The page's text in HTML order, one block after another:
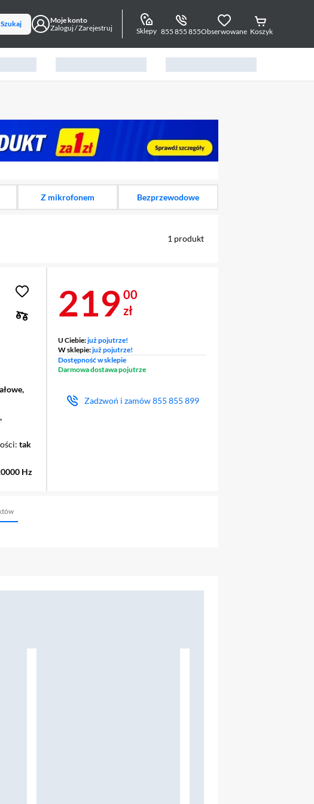
Szukaj
Moje konto
Zaloguj / Zarejestruj
Sklepy 855 855 855Obserwowane Koszyk
aktualny element 1 z 12
Z mikrofonem Bezprzewodowe
1 produkt
tak
Hz
Cena 219 zł
219 00
zł
U Ciebie:już pojutrze!
W sklepie:już pojutrze!
Dostępność w sklepie
Darmowa dostawa pojutrze
Zadzwoń i zamów855 855 899